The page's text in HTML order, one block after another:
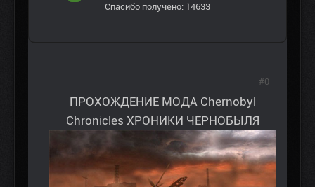
Спасибо получено: 14633
ПРОХОЖДЕНИЕ МОДА Chernobyl
Chronicles ХРОНИКИ ЧЕРНОБЫЛЯ
#0